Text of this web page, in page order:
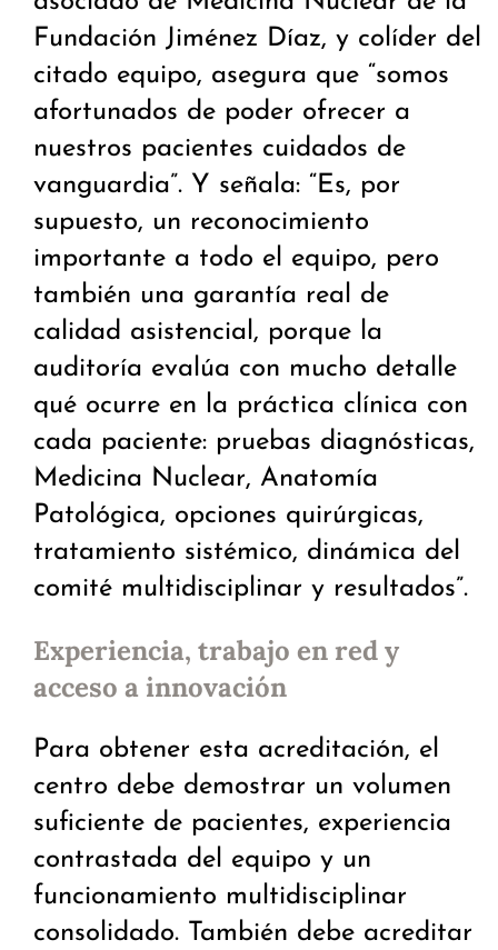
Fundación Jiménez Díaz, y colíder del
citado equipo, asegura que “somos
afortunados de poder ofrecer a
nuestros pacientes cuidados de
vanguardia”. Y señala: “Es, por
supuesto, un reconocimiento
importante a todo el equipo, pero
también una garantía real de
calidad asistencial, porque la
auditoría evalúa con mucho detalle
qué ocurre en la práctica clínica con
cada paciente: pruebas diagnósticas,
Medicina Nuclear, Anatomía
Patológica, opciones quirúrgicas,
tratamiento sistémico, dinámica del
comité multidisciplinar y resultados”.
Experiencia, trabajo en red y
acceso a innovación
Para obtener esta acreditación, el
centro debe demostrar un volumen
suficiente de pacientes, experiencia
contrastada del equipo y un
funcionamiento multidisciplinar
consolidado. También debe acreditar